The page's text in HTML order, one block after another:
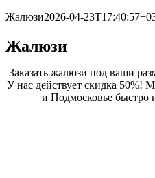
Жалюзи2026-04-
Жалюзи
Заказать жалюзи под ваши
У нас действует скидка
и Подмосковье быстро